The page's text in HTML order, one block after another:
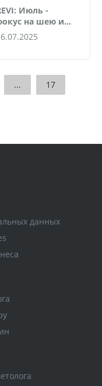
Июль -
на шею и
... 17
данных